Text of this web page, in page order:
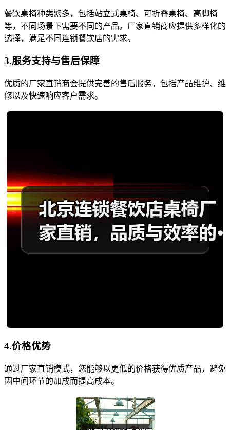
餐饮桌椅种类繁多，包括站立式桌椅、可折叠桌椅、高脚椅
等，不同场景下需要不同的产品。厂家直销商应提供多样化的
选择，满足不同连锁餐饮店的需求。
3.服务支持与售后保障
优质的厂家直销商会提供完善的售后服务，包括产品维护、维
修以及快速响应客户需求。
4.价格优势
通过厂家直销模式，您能够以更低的价格获得优质产品，避免
因中间环节的加成而提高成本。